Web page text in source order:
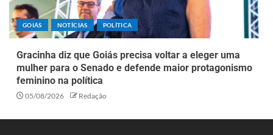
GOIÁS NOTÍCIAS POLÍTICA
Gracinha diz que Goiás precisa voltar a eleger uma
mulher para o Senado e defende maior protagonismo
feminino na política
05/08/2026 Redação